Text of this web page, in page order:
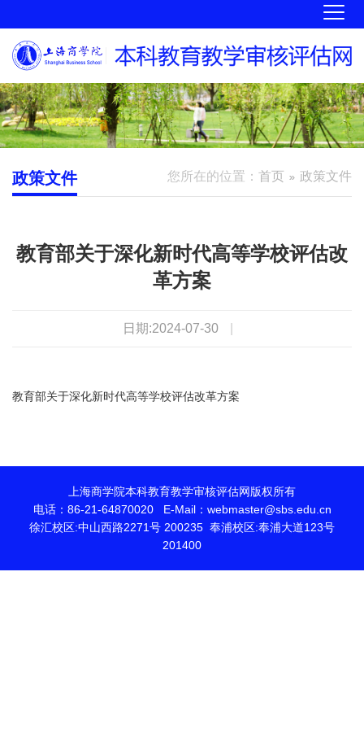
您所在的位置： 首页 政策文件
政策文件
教育部关于深化新时代高等学校评估改
革方案
日期:2024-07-30
教育部关于深化新时代高等学校评估改革方案
上海商学院本科教育教学审核评估网版权所有
电话：86-21-64870020 E-Mail：webmaster@sbs.edu.cn
徐汇校区:中山西路2271号 200235 奉浦校区:奉浦大道123号
201400